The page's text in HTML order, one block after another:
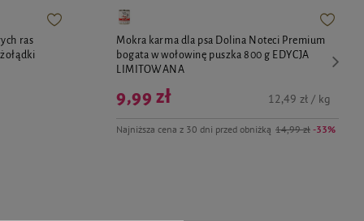
ras
Mokra karma dla psa Dolina Noteci Premium
bogata w wołowinę puszka 800 g EDYCJA
LIMITOWANA
Najniższa cena z 30 dni przed obniżką 14,99 zł -33%
9,99 zł 12,49 zł / kg